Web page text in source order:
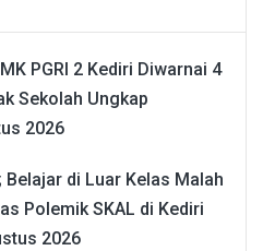
PGRI 2 Kediri Diwarnai 4
Sekolah Ungkap
2026
Belajar di Luar Kelas Malah
Polemik SKAL di Kediri
2026